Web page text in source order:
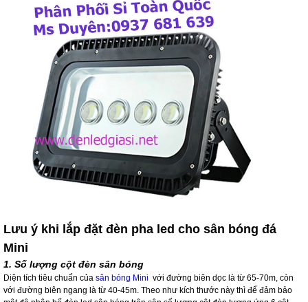
Lưu ý khi lắp đặt đèn pha led cho sân bóng đá
Mini
1. Số lượng cột đèn sân bóng
Diện tích tiêu chuẩn của sân bóng Mini với đường biên dọc là từ 65-70m, còn
với đường biên ngang là từ 40-45m. Theo như kích thước này thì để đảm bảo